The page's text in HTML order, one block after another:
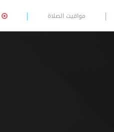
مواقيت الصلاة